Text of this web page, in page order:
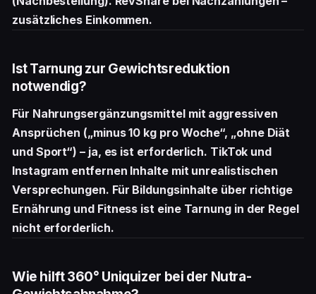
zusätzliches Einkommen.
Ist Tarnung zur Gewichtsreduktion
notwendig?
Für Nahrungsergänzungsmittel mit aggressiven
Ansprüchen („minus 10 kg pro Woche“, „ohne Diät
und Sport“) – ja, es ist erforderlich. TikTok und
Instagram entfernen Inhalte mit unrealistischen
Versprechungen. Für Bildungsinhalte über richtige
Ernährung und Fitness ist eine Tarnung in der Regel
nicht erforderlich.
Wie hilft 360° Uniquizer bei der Nutra-